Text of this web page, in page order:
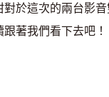
於這次的兩台影
著我們看下去吧！